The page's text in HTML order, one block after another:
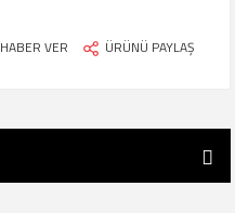
VER ÜRÜNÜ PAYLAŞ